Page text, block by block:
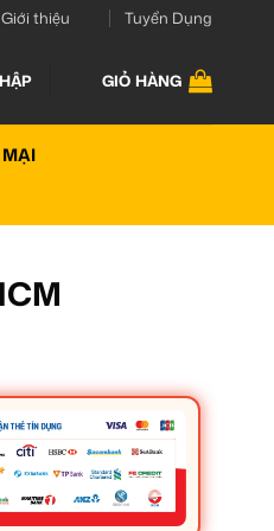
Giới thiệu Tuyển Dụng
GIỎ HÀNG